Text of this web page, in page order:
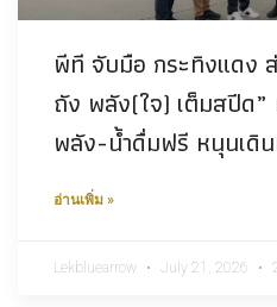
พีที จับมือ กระทิงแดง
ถัง พลัง(ใจ) เต็มสปีด”
พลัง-น้ำดื่มฟรี หนุนเดิ
อ่านเพิ่ม »
Lekbluearrow July 21, 2026